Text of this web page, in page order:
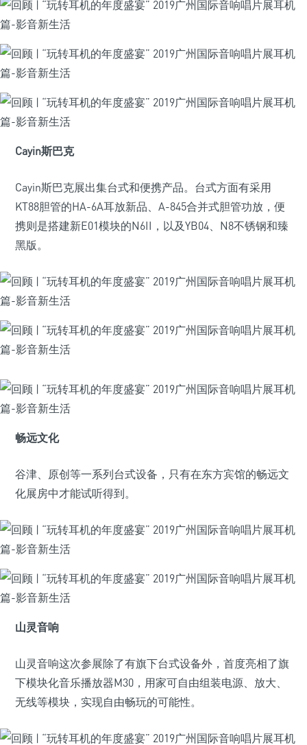
Cayin斯巴克
Cayin斯巴克展出集台式和便携产品。台式方面有采用
KT88胆管的HA-6A耳放新品、A-845合并式胆管功放，便
携则是搭建新E01模块的N6II，以及YB04、N8不锈钢和臻
黑版。
畅远文化
谷津、原创等一系列台式设备，只有在东方宾馆的畅远文
化展房中才能试听得到。
山灵音响
山灵音响这次参展除了有旗下台式设备外，首度亮相了旗
下模块化音乐播放器M30，用家可自由组装电源、放大、
无线等模块，实现自由畅玩的可能性。